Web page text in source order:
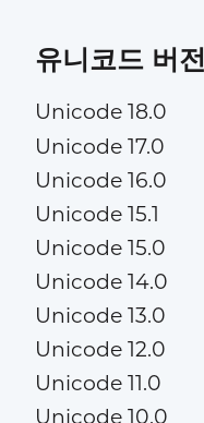
유니코드 버전
Unicode 18.0
Unicode 17.0
Unicode 16.0
Unicode 15.1
Unicode 15.0
Unicode 14.0
Unicode 13.0
Unicode 12.0
Unicode 11.0
Unicode 10.0